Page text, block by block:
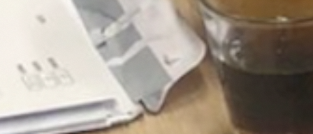
Over De Veerman